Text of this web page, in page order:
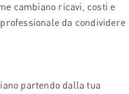
cambiano ricavi, costi e
da condividere
partendo dalla tua